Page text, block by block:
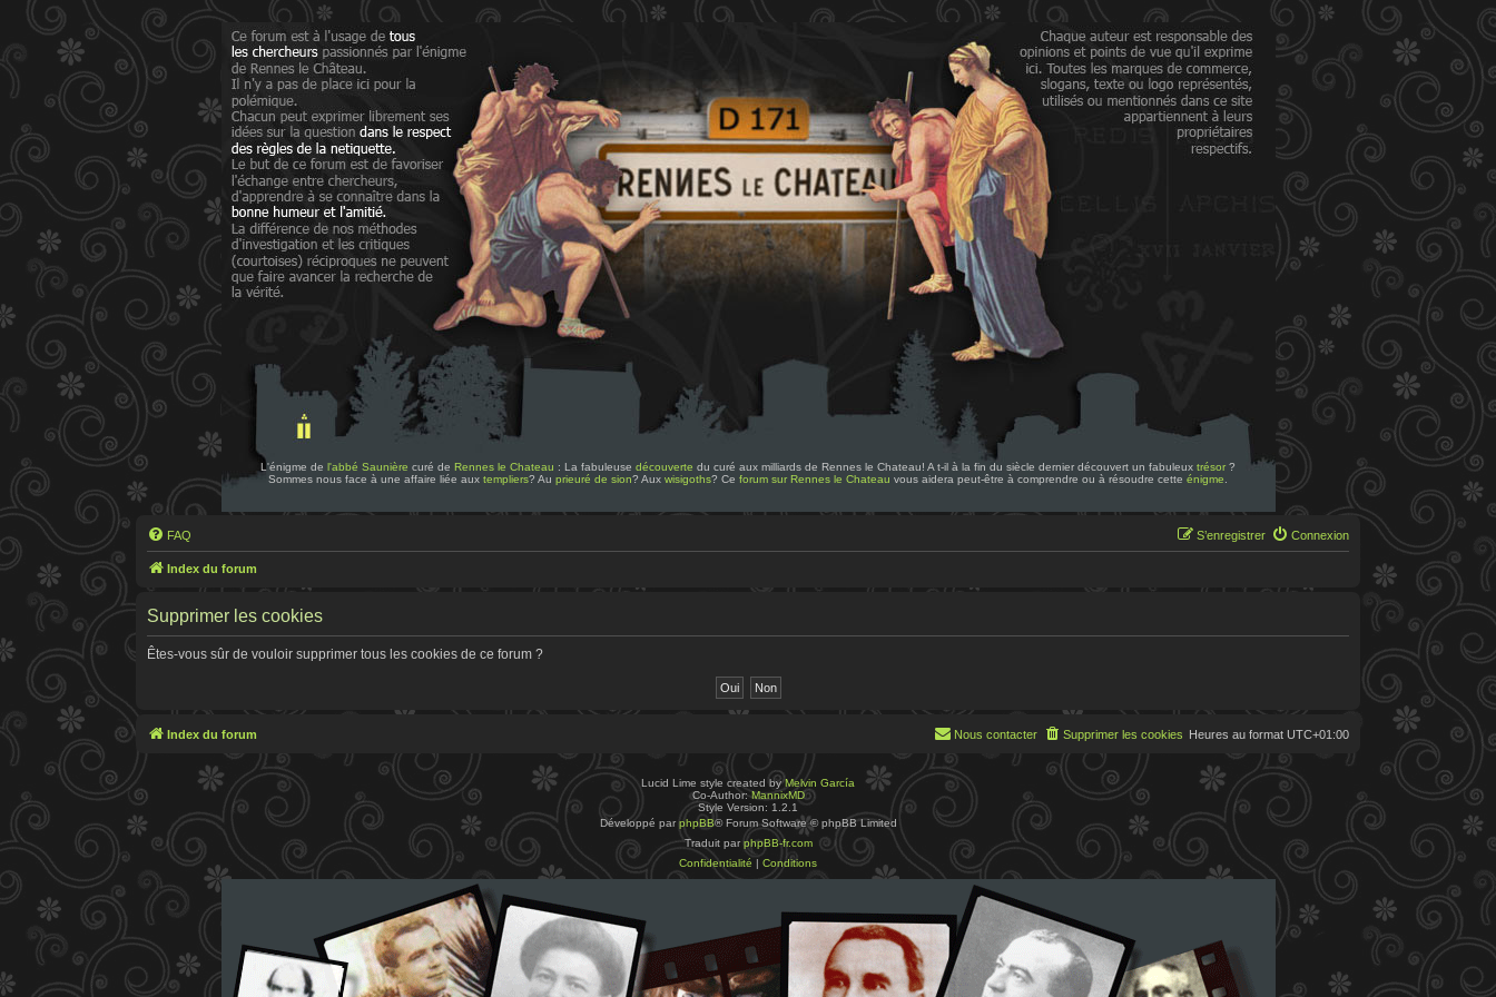
L'énigme de l'abbé Saunière curé de Rennes le Chateau : La fabuleuse découverte du curé aux milliards de Rennes le Chateau! A t-il à la fin du siècle dernier découvert un fabuleux trésor ?
Sommes nous face à une affaire liée aux templiers? Au prieuré de sion? Aux wisigoths? Ce forum sur Rennes le Chateau vous aidera peut-être à comprendre ou à résoudre cette énigme
FAQ Connexion
S’enregistrer
Index du forum
Supprimer les cookies
Êtes-vous sûr de vouloir supprimer tous les cookies de ce forum ?
Index du forum Heures au format UTC+01:00
Supprimer les cookies
Nous contacter
Lucid Lime style created byMelvin García
Co-Author:MannixMD
Style Version: 1.2.1
Développé par phpBB® Forum Software © phpBB Limited
Traduit par phpBB-fr.com
Confidentialité | Conditions